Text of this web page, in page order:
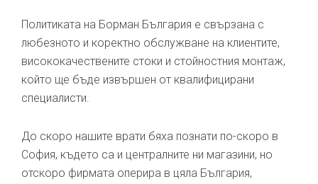
Политиката на Борман България е свързана с
любезното и коректно обслужване на клиентите,
висококачествените стоки и стойностния монтаж,
който ще бъде извършен от квалифицирани
специалисти.
До скоро нашите врати бяха познати по-скоро в
София, където са и централните ни магазини, но
отскоро фирмата оперира в цяла България,